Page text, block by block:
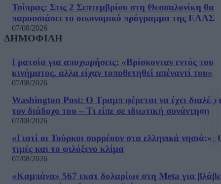
Τσίπρας: Στις 2 Σεπτεμβρίου στη Θεσσαλονίκη θα
παρουσιάσει το οικονομικό πρόγραμμα της ΕΛΑΣ
07/08/2026
ΔΗΜΟΦΙΛΗ
Γρατσία για αποχωρήσεις: «Bρίσκονταν εντός του
κινήματος, αλλα είχαν τοποθετηθεί απέναντί του»
07/08/2026
Washington Post: Ο Τραμπ φέρεται να έχει διαλέξει
τον διάδοχο του – Τι είπε σε ιδιωτική συνάντηση
07/08/2026
«Γιατί οι Τούρκοι συρρέουν στα ελληνικά νησιά;»:
τιμές και το φιλόξενο κλίμα
07/08/2026
«Καμπάνα» 567 εκατ δολαρίων στη Meta για